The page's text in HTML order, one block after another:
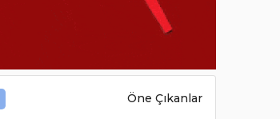
Öne Çıkanlar